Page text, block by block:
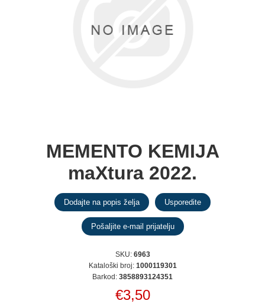
MEMENTO KEMIJA
maXtura 2022.
SKU: 6963
Kataloški broj: 1000119301
Barkod: 3858893124351
€3,50